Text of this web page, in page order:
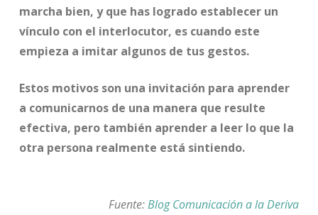
marcha bien, y que has logrado establecer un
vínculo con el interlocutor, es cuando este
empieza a imitar algunos de tus gestos.
Estos motivos son una invitación para aprender
a comunicarnos de una manera que resulte
efectiva, pero también aprender a leer lo que la
otra persona realmente está sintiendo.
Fuente:Blog Comunicación a la Deriva